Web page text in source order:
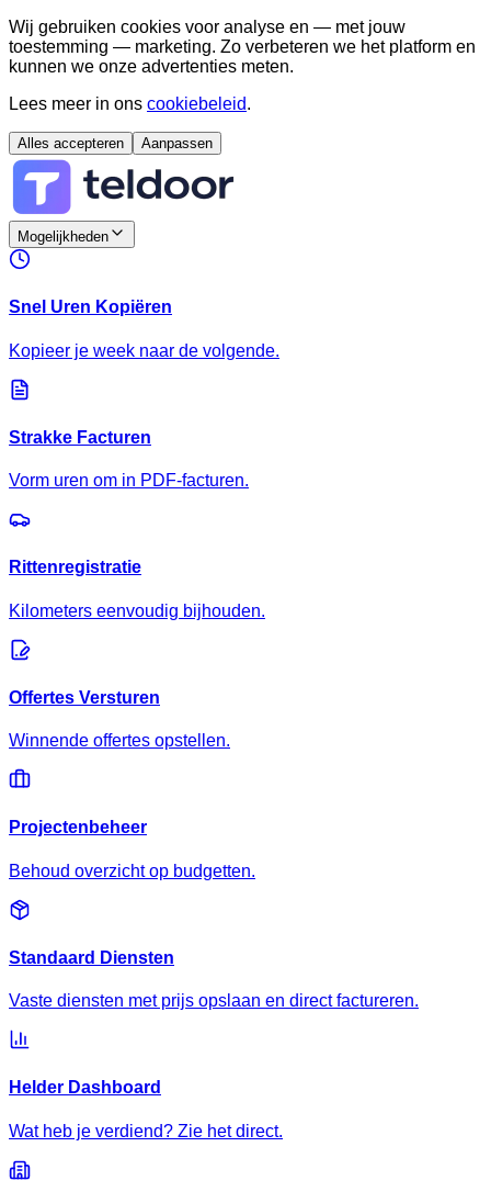
Wij gebruiken cookies voor analyse en — met jouw
toestemming — marketing. Zo verbeteren we het platform en
kunnen we onze advertenties meten.
Lees meer in ons cookiebeleid.
Alles accepteren Aanpassen
Mogelijkheden
Snel Uren Kopiëren
Kopieer je week naar de volgende.
Strakke Facturen
Vorm uren om in PDF-facturen.
Rittenregistratie
Kilometers eenvoudig bijhouden.
Offertes Versturen
Winnende offertes opstellen.
Projectenbeheer
Behoud overzicht op budgetten.
Standaard Diensten
Vaste diensten met prijs opslaan en direct factureren.
Helder Dashboard
Wat heb je verdiend? Zie het direct.